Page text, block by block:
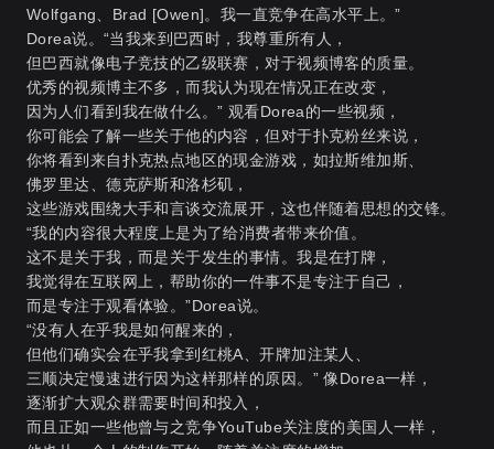
Wolfgang、Brad [Owen]。我一直竞争在高水平上。”
Dorea说。“当我来到巴西时，我尊重所有人，
但巴西就像电子竞技的乙级联赛，对于视频博客的质量。
优秀的视频博主不多，而我认为现在情况正在改变，
因为人们看到我在做什么。” 观看Dorea的一些视频，
你可能会了解一些关于他的内容，但对于扑克粉丝来说，
你将看到来自扑克热点地区的现金游戏，如拉斯维加斯、
佛罗里达、德克萨斯和洛杉矶，
这些游戏围绕大手和言谈交流展开，这也伴随着思想的交锋。
“我的内容很大程度上是为了给消费者带来价值。
这不是关于我，而是关于发生的事情。我是在打牌，
我觉得在互联网上，帮助你的一件事不是专注于自己，
而是专注于观看体验。”Dorea说。
“没有人在乎我是如何醒来的，
但他们确实会在乎我拿到红桃A、开牌加注某人、
三顺决定慢速进行因为这样那样的原因。” 像Dorea一样，
逐渐扩大观众群需要时间和投入，
而且正如一些他曾与之竞争YouTube关注度的美国人一样，